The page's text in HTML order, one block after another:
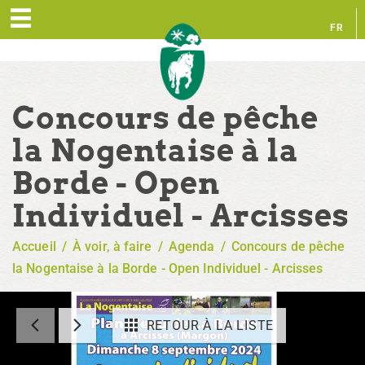
FR
Concours de pêche
la Nogentaise à la
Borde - Open
Individuel - Arcisses
Accueil / À voir, à faire / Agenda / Concours de pêche
la Nogentaise à la Borde - Open Individuel - Arcisses
RETOUR À LA LISTE